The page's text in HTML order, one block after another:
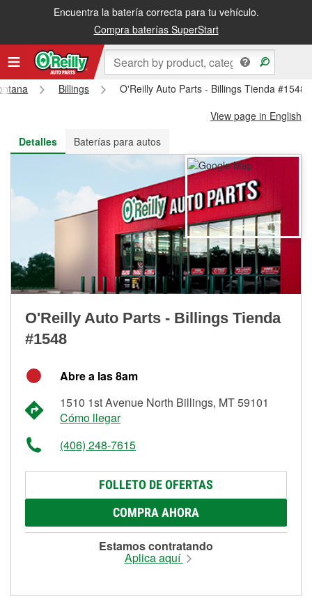
Encuentra la batería correcta para tu vehículo.
Compra baterías SuperStart
Recibe tu orden gratis al día siguiente o recógela en la tienda
Billings
O'Reilly Auto Parts - Billings Tienda #1548
View page in English
Detalles
Baterías para autos
O'Reilly Auto Parts - Billings Tienda
#1548
Abre a las 8am
1510 1st Avenue North Billings, MT 59101
Cómo llegar
(406) 248-7615
FOLLETO DE OFERTAS
COMPRA AHORA
Estamos contratando
Aplica aquí